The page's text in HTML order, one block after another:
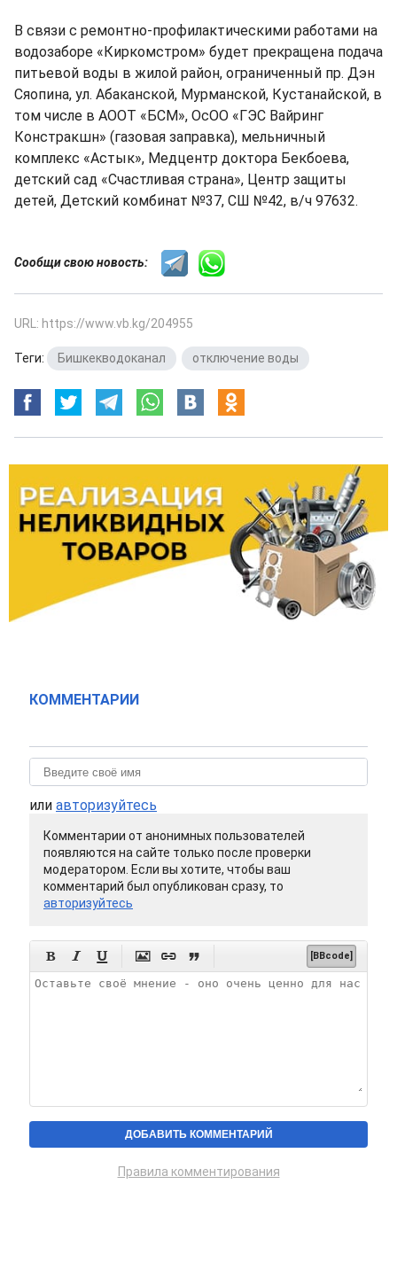
В связи с ремонтно-профилактическими работами на
водозаборе «Киркомстром» будет прекращена подача
питьевой воды в жилой район, ограниченный пр. Дэн
Сяопина, ул. Абаканской, Мурманской, Кустанайской, в
том числе в АООТ «БСМ», ОсОО «ГЭС Вайринг
Констракшн» (газовая заправка), мельничный
комплекс «Астык», Медцентр доктора Бекбоева,
детский сад «Счастливая страна», Центр защиты
детей, Детский комбинат №37, СШ №42, в/ч 97632.
Сообщи свою новость:
URL: https://www.vb.kg/204955
Теги: Бишкекводоканал отключение воды
КОММЕНТАРИИ
или авторизуйтесь
Комментарии от анонимных пользователей
появляются на сайте только после проверки
модератором. Если вы хотите, чтобы ваш
комментарий был опубликован сразу, то
авторизуйтесь
      [BBcode]
Правила комментирования